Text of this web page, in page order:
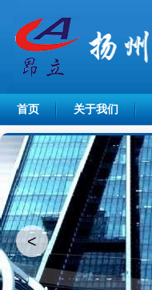
首页 关于我们
<